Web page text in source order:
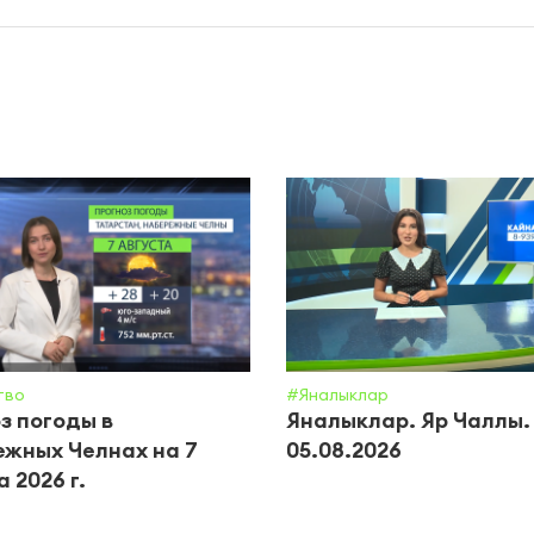
погоды в
Челнах на 7
2026 г.
#Яналыклар
Яналыклар. Яр Чаллы.
05.08.2026